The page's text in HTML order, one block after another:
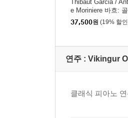
Thibaut Garcia /
e Moriniere 바흐:
베르크 변주곡
Goldberg Variations)
37,500원 (19% 할
연주 : Vikingur
클래식 피아노